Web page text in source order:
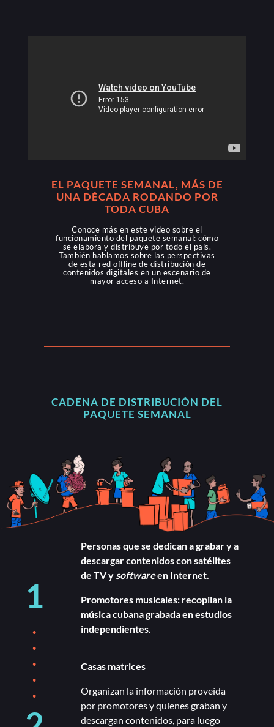
EL PAQUETE SEMANAL, MÁS DE
UNA DÉCADA RODANDO POR
TODA CUBA
Conoce más en este video sobre el
funcionamiento del paquete semanal: cómo
se elabora y distribuye por todo el país.
También hablamos sobre las perspectivas
de esta red offline de distribución de
contenidos digitales en un escenario de
mayor acceso a Internet.
CADENA DE DISTRIBUCIÓN DEL
PAQUETE SEMANAL
1
.
.
.
.
.
Personas que se dedican a grabar y a
descargar contenidos con satélites
de TV y softwareen Internet.
Promotores musicales: recopilan la
música cubana grabada en estudios
independientes.
Casas matrices
Organizan la información proveída
por promotores y quienes graban y
descargan contenidos, para luego